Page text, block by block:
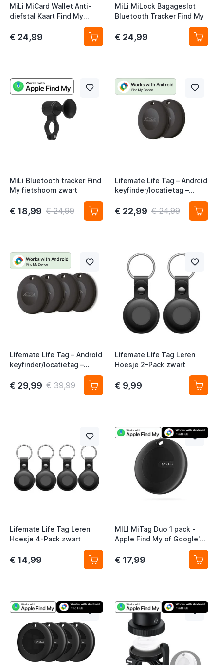
MiLi MiCard Wallet Anti-
diefstal Kaart Find My
€ 24,99
MiLi MiLock Bagageslot
Bluetooth Tracker Find My
€ 24,99
MiLi Bluetooth tracker Find
My fietshoorn zwart
€ 18,99 € 24,99
Lifemate Life Tag – Android
keyfinder/locatietag –
Android/Google Find My
Device – 2-pack
€ 22,99 € 24,99
Lifemate Life Tag – Android
keyfinder/locatietag –
Android/Google Find My
Device – 4-pack
€ 29,99 € 39,99
Lifemate Life Tag Leren
Hoesje 2-Pack zwart
€ 9,99
Lifemate Life Tag Leren
Hoesje 4-Pack zwart
€ 14,99
MILI MiTag Duo 1 pack -
Apple Find My of Google's
Find My Device (Google's
Find Hub)
€ 17,99